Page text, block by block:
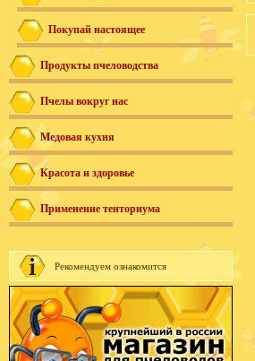
Покупай настоящее
Продукты пчеловодства
Пчелы вокруг нас
Медовая кухня
Красота и здоровье
Применение тенториума
Рекомендуем ознакомится